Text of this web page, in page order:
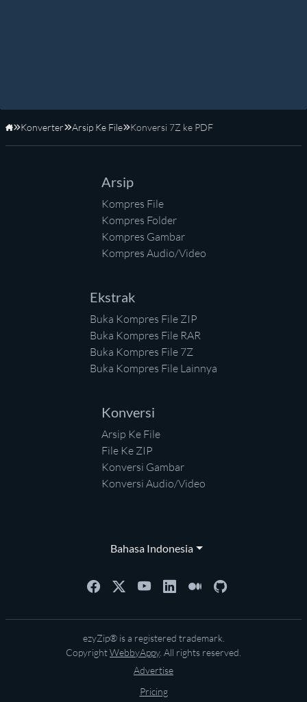
Beranda
Konverter Arsip Ke File Konversi 7Z ke PDF
Arsip
Kompres File
Kompres Folder
Kompres Gambar
Kompres Audio/Video
Ekstrak
Buka Kompres File ZIP
Buka Kompres File RAR
Buka Kompres File 7Z
Buka Kompres File Lainnya
Konversi
Arsip Ke File
File Ke ZIP
Konversi Gambar
Konversi Audio/Video
Bahasa Indonesia
ezyZip® is a registered trademark.
CopyrightWebbyAppy. All rights reserved.
Advertise
Pricing